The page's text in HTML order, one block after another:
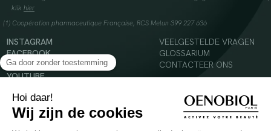
klik hier
(1) Coopération pharmaceutique Française, RCS Melun 399 227 636
INSTAGRAM
FACEBOOK
TIKTOK
YOUTUBE
VEELGESTELDE VRAGEN
GLOSSARIUM
CONTACTEER ONS